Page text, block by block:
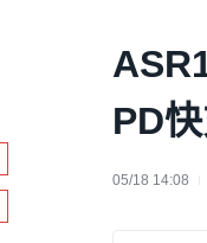
PD
05/18 14:08